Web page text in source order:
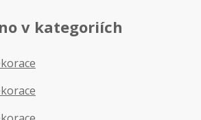
v kategoriích